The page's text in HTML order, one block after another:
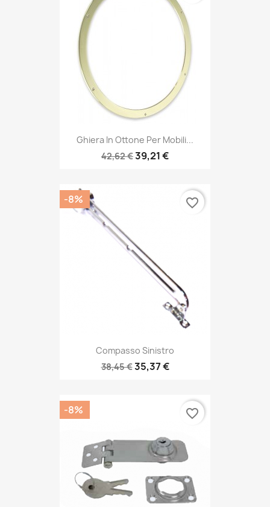
Ghiera In Ottone Per Mobili...
42,62 €39,21 €
Compasso Sinistro
38,45 €35,37 €
-8% favorite_border
-8% favorite_border